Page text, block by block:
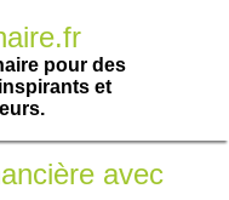
pour des
et
avec